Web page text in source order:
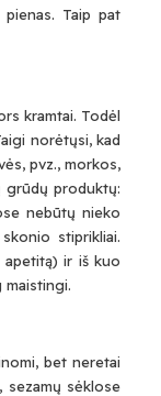
Taip pat
kramtai. Todėl
norėtųsi, kad
pvz., morkos,
grūdų produktų:
nebūtų nieko
stiprikliai.
apetitą) ir iš kuo
maistingi.
bet neretai
sezamų sėklose